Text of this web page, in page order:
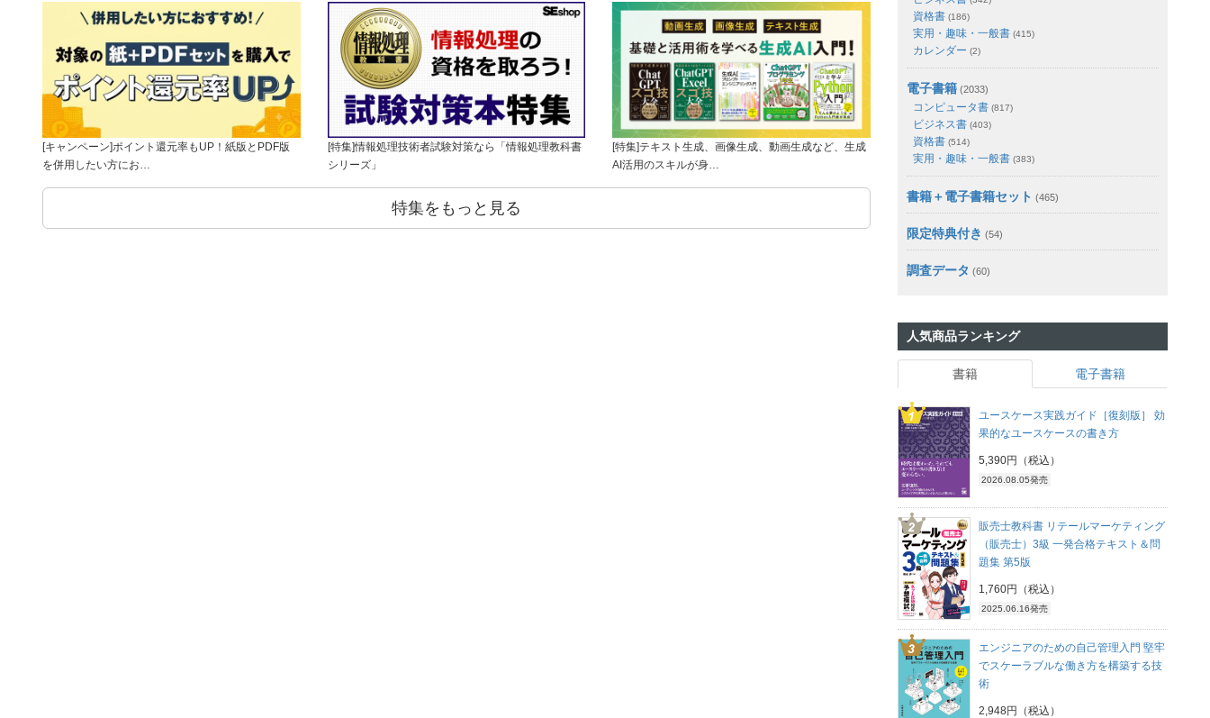
[キャンペーン]ポイント還元率もUP！紙版とPDF版
を併用したい方にお…
[特集]情報処理技術者試験対策なら「情報処理教科書
シリーズ」
[特集]テキスト生成、画像生成、動画生成など、生成
AI活用のスキルが身…
特集をもっと見る
資格書 (186)
実用・趣味・一般書 (415)
カレンダー (2)
電子書籍 (2033)
コンピュータ書 (817)
ビジネス書 (403)
資格書 (514)
実用・趣味・一般書 (383)
書籍＋電子書籍セット (465)
限定特典付き (54)
調査データ (60)
人気商品ランキング
書籍 電子書籍
ユースケース実践ガイド［復刻版］ 効
果的なユースケースの書き方
5,390円（税込）
2026.08.05発売
販売士教科書 リテールマーケティング
（販売士）3級 一発合格テキスト＆問
題集 第5版
1,760円（税込）
2025.06.16発売
エンジニアのための自己管理入門 堅牢
でスケーラブルな働き方を構築する技
術
2,948円（税込）